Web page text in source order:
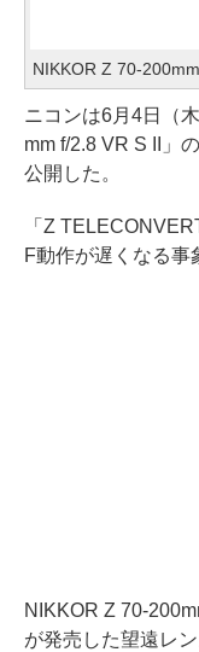
NIKKOR Z 70-
ニコンは6月4日（
mm f/2.8 VR S II」
公開した。
「Z
F動作が遅くなる事
NIKKOR Z 70-
が発売した望遠レ